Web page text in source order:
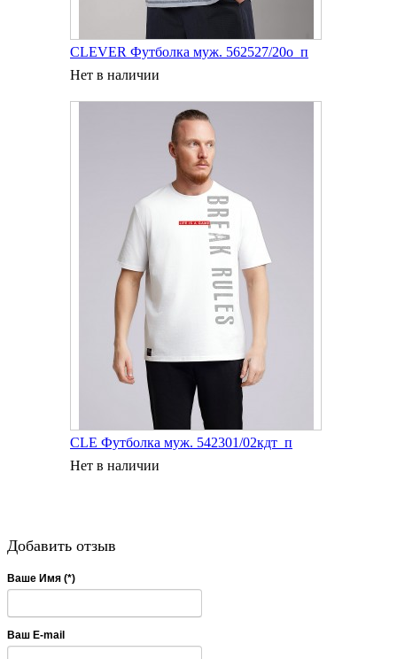
CLEVER Футболка муж. 562527/20о_п
Нет в наличии
CLE Футболка муж. 542301/02кдт_п
Нет в наличии
Добавить отзыв
Ваше Имя (*)
Ваш E-mail